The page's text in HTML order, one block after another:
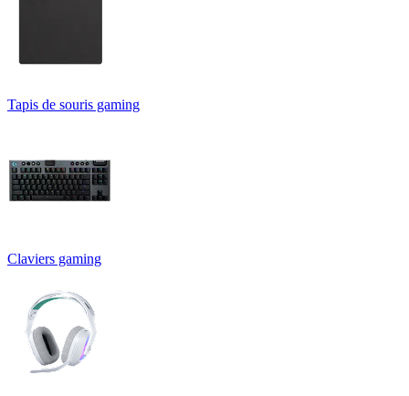
Tapis de souris gaming
Claviers gaming